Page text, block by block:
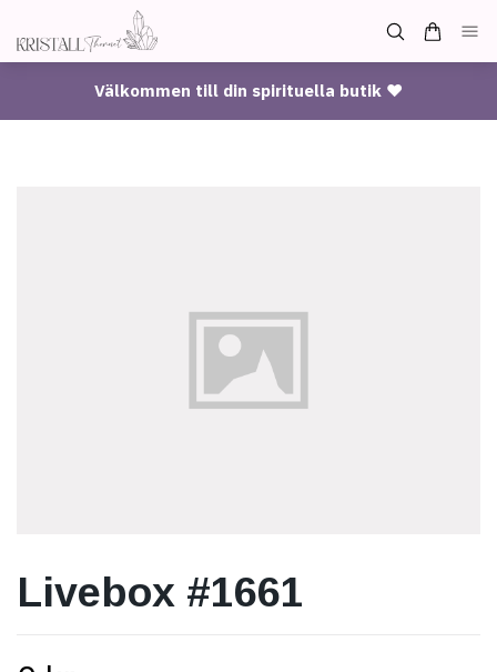
Välkommen till din spirituella butik ♥
Livebox #1661